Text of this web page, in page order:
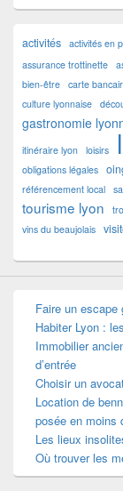
activités activités en
assurance trottinette
bien-être carte
culture lyonnaise
gastronomie
itinéraire lyon loisirs
obligations légales
référencement local
tourisme lyon
vins du beaujolais
Faire un escape
Habiter Lyon :
Immobilier
d’entrée
Choisir un
Location de
posée en moins
Les lieux
Où trouver les